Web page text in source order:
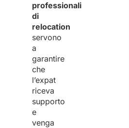
professionali
di
relocation
servono
a
garantire
che
l’expat
riceva
supporto
e
venga